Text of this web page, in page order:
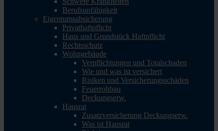
Berufsunfähigkeit
Eigentumsabsicherung
Privathaftpflicht
Haus und Grundstück Haftpflicht
Rechtsschutz
Wohngebäude
Verpflichtungen und Totalschaden
Wie und was ist versichert
Risiken und Versicherungsschäden
Feuerrohbau
Deckungserw.
Hausrat
Zusatzversicherung Deckungserw.
Was ist Hausrat